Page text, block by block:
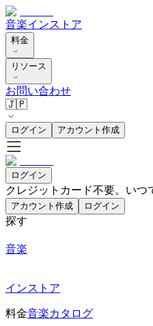
音楽インストア
料金
リソース
お問い合わせ
🇯🇵
ログイン アカウント作成
ログイン
クレジットカード不要。いつ
アカウント作成 ログイン
探す
音楽
インストア
料金音楽カタログ